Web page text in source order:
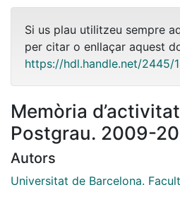
Si us plau utilitzeu sempre
per citar o enllaçar aquest
https://hdl.handle.net/2445/
Memòria
Postgrau. 2009-
Autors
Universitat de Barcelona.